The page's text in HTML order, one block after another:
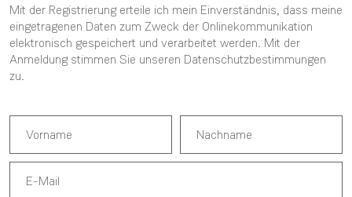
Mit der Registrierung erteile ich mein Einverständnis, dass meine
eingetragenen Daten zum Zweck der Onlinekommunikation
elektronisch gespeichert und verarbeitet werden. Mit der
Anmeldung stimmen Sie unseren Datenschutzbestimmungen
zu.